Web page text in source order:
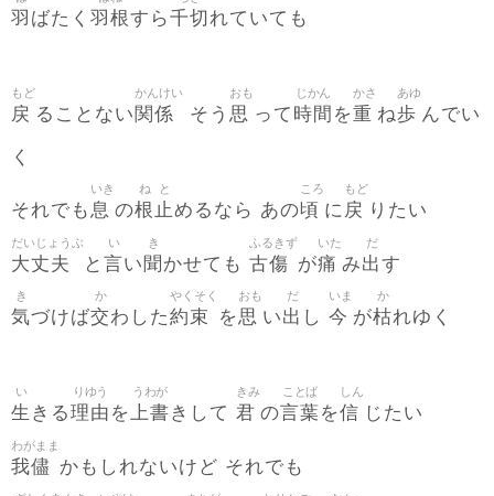
羽 ばたく 羽根すら千切れていても
戻
もど
ることない 関係
かんけい
そう 思
おも
って 時間
じかん
を重
かさ
ね歩
あゆ
んでい
く
それでも息
いき
の根
ね
止
と
めるなら あの頃
ころ
に戻
もど
りたい
大丈夫
だいじょうぶ
と 言
い
い 聞
き
かせても 古傷
ふるきず
が痛
いた
み出
だ
す
気
き
づけば交
か
わした約束
やくそく
を思
おも
い出
だ
し 今
いま
が枯
か
れゆく
生
い
きる理由
りゆう
を上書
うわが
きして 君
きみ
の言葉
ことば
を信
しん
じたい
我儘
わがまま
かもしれないけど それでも